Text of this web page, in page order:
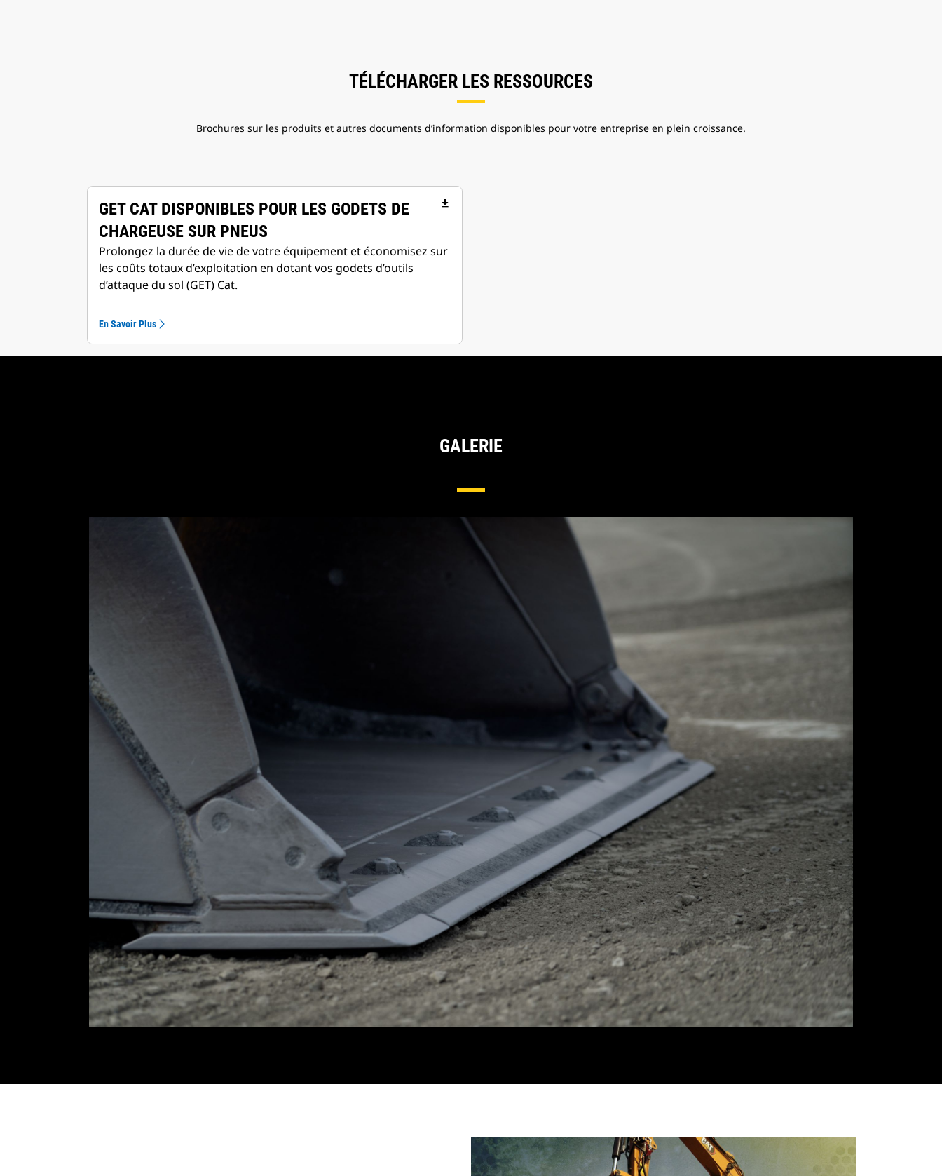
TÉLÉCHARGER LES RESSOURCES
Brochures sur les produits et autres documents d’information disponibles pour votre entreprise en plein croissance.
GET CAT DISPONIBLES POUR LES GODETS DE
CHARGEUSE SUR PNEUS
file_download
Prolongez la durée de vie de votre équipement et économisez sur
les coûts totaux d’exploitation en dotant vos godets d’outils
d’attaque du sol (GET) Cat.
En Savoir Plus
GALERIE